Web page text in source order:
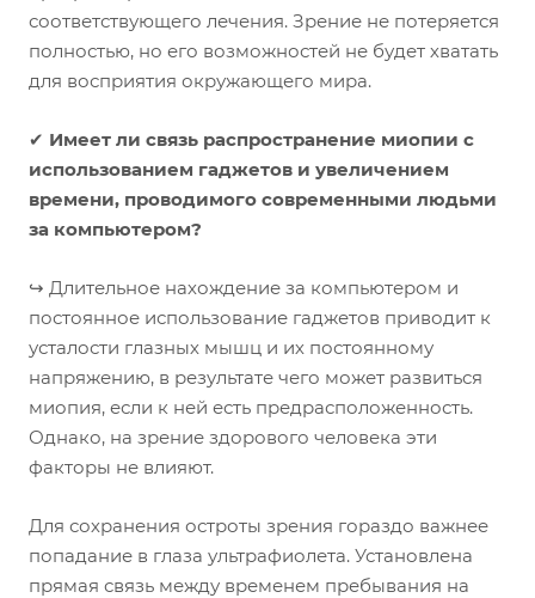
соответствующего лечения. Зрение не потеряется
полностью, но его возможностей не будет хватать
для восприятия окружающего мира.
✔ Имеет ли связь распространение миопии с
использованием гаджетов и увеличением
времени, проводимого современными людьми
за компьютером?
↪ Длительное нахождение за компьютером и
постоянное использование гаджетов приводит к
усталости глазных мышц и их постоянному
напряжению, в результате чего может развиться
миопия, если к ней есть предрасположенность.
Однако, на зрение здорового человека эти
факторы не влияют.
Для сохранения остроты зрения гораздо важнее
попадание в глаза ультрафиолета. Установлена
прямая связь между временем пребывания на